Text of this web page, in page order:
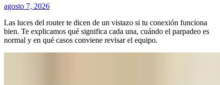
agosto 7, 2026
Las luces del router te dicen de un vistazo si tu conexión funciona
bien. Te explicamos qué significa cada una, cuándo el parpadeo es
normal y en qué casos conviene revisar el equipo.